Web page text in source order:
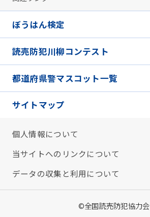
ぼうはん検定
読売防犯川柳コンテスト
都道府県警マスコット一覧
サイトマップ
個人情報について
当サイトへのリンクについて
データの収集と利用について
©全国読売防犯協力会